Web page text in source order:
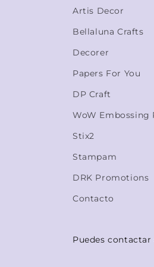
Artis Decor
Bellaluna Crafts
Decorer
Papers For You
DP Craft
WoW Embossing
Stix2
Stampam
DRK Promotions
Contacto
Puedes